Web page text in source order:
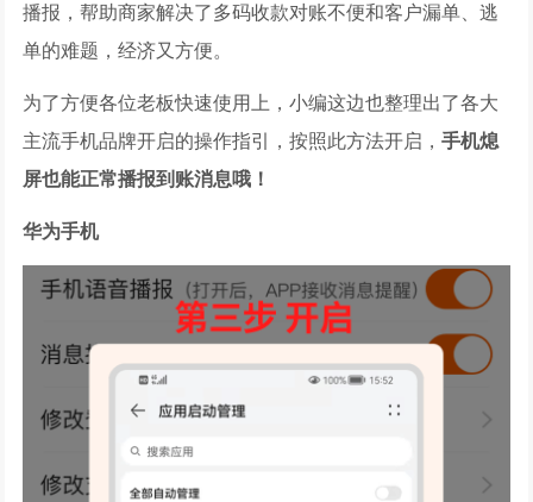
播报，帮助商家解决了多码收款对账不便和客户漏单、逃
单的难题，经济又方便。
为了方便各位老板快速使用上，小编这边也整理出了各大
主流手机品牌开启的操作指引，按照此方法开启，手机熄
屏也能正常播报到账消息哦！
华为手机